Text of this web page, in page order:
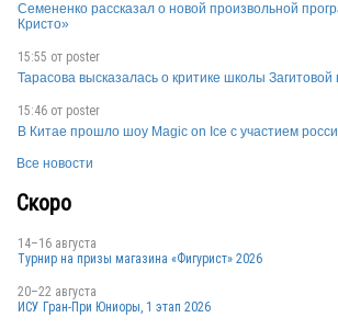
Семененко рассказал о новой произвольной
Кристо»
15:55 от poster
Тарасова высказалась о критике школы Загитовой
15:46 от poster
В Китае прошло шоу Magic on Ice с участием
Все новости
Скоро
14–16 августа
Турнир на призы магазина «Фигурист» 2026
20–22 августа
ИСУ Гран-При Юниоры, 1 этап 2026